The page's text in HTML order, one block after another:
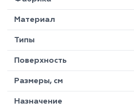
Материал
Типы
Поверхность
Размеры, см
Назначение